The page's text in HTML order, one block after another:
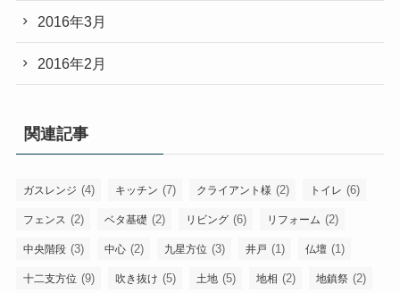
2016年3月
2016年2月
関連記事
ガスレンジ (4) キッチン (7) クライアント様 (2) トイレ (6)
フェンス (2) ベタ基礎 (2) リビング (6) リフォーム (2)
中央階段 (3) 中心 (2) 九星方位 (3) 井戸 (1) 仏壇 (1)
十二支方位 (9) 吹き抜け (5) 土地 (5) 地相 (2) 地鎮祭 (2)